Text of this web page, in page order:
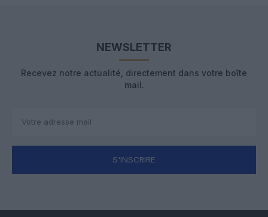
NEWSLETTER
Recevez notre actualité, directement dans votre boîte
mail.
S'INSCRIRE